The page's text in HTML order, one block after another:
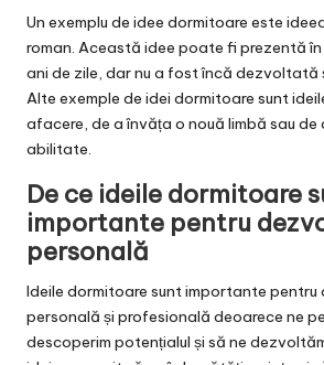
Un exemplu de idee dormitoare este
roman. Această idee poate fi prezentă
ani de zile, dar nu a fost încă dezvoltată
Alte exemple de idei dormitoare sunt
afacere, de a învăța o nouă limbă sau
abilitate.
De ce ideile dormitoare
importante pentru
personală
Ideile dormitoare sunt importante
personală și profesională deoarece ne
descoperim potențialul și să ne